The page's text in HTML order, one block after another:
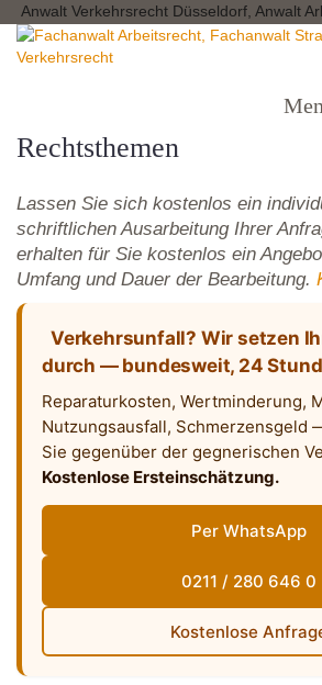
Anwalt Verkehrsrecht Düsseldorf, Anwalt
Rechtsthemen
Lassen Sie sich kostenlos ein
schriftlichen Ausarbeitung Ihrer
erhalten für Sie kostenlos ein
Umfang und Dauer der Bearbeitung.
Verkehrsunfall? Wir setzen
durch — bundesweit, 24
Reparaturkosten, Wertminderung,
Nutzungsausfall, Schmerzensgeld
Sie gegenüber der gegnerischen
Kostenlose Ersteinschätzung.
Per WhatsApp
0211 / 280 646 0
Kostenlose